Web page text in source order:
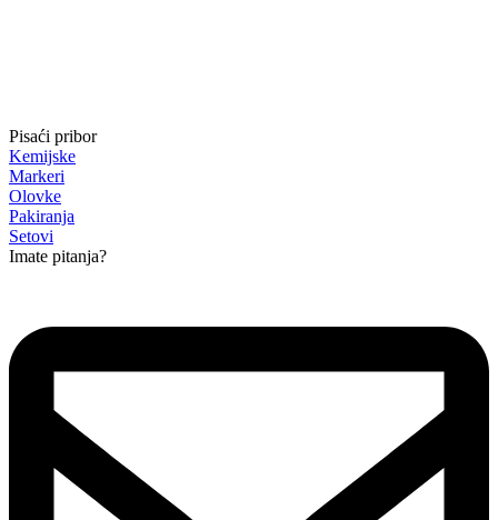
Pisaći pribor
Kemijske
Markeri
Olovke
Pakiranja
Setovi
Imate pitanja?